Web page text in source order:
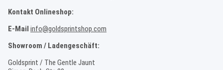
Kontakt Onlineshop:
E-Mail info@goldsprintshop.com
Showroom / Ladengeschäft:
Goldsprint / The Gentle Jaunt